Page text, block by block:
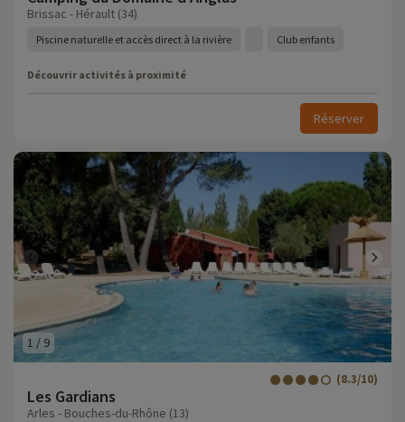
Brissac - Hérault (34)
Piscine naturelle et accès direct à la rivière Club enfants
Découvrir activités à proximité
Réserver
1 / 9
Les Gardians
(8.3/10)
Arles - Bouches-du-Rhône (13)